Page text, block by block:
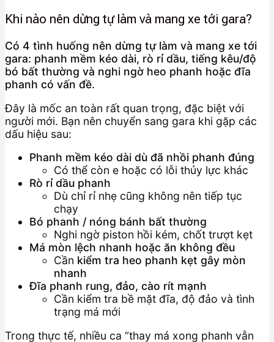
Khi nào nên dừng tự làm và mang xe tới gara?
Có 4 tình huống nên dừng tự làm và mang xe tới
gara: phanh mềm kéo dài, rò rỉ dầu, tiếng kêu/độ
bó bất thường và nghi ngờ heo phanh hoặc đĩa
phanh có vấn đề.
Đây là mốc an toàn rất quan trọng, đặc biệt với
người mới. Bạn nên chuyển sang gara khi gặp các
dấu hiệu sau:
Phanh mềm kéo dài dù đã nhồi phanh đúng
Có thể còn e hoặc có lỗi thủy lực khác
Rò rỉ dầu phanh
Dù chỉ rỉ nhẹ cũng không nên tiếp tục
chạy
Bó phanh / nóng bánh bất thường
Nghi ngờ piston hồi kém, chốt trượt kẹt
Má mòn lệch nhanh hoặc ăn không đều
Cần kiểm tra heo phanh kẹt gây mòn
nhanh
Đĩa phanh rung, đảo, cào rít mạnh
Cần kiểm tra bề mặt đĩa, độ đảo và tình
trạng má mới
Trong thực tế, nhiều ca “thay má xong phanh vẫn